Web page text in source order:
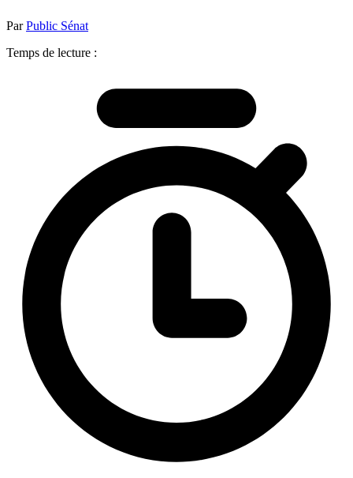
ParPublic Sénat
Temps de lecture :